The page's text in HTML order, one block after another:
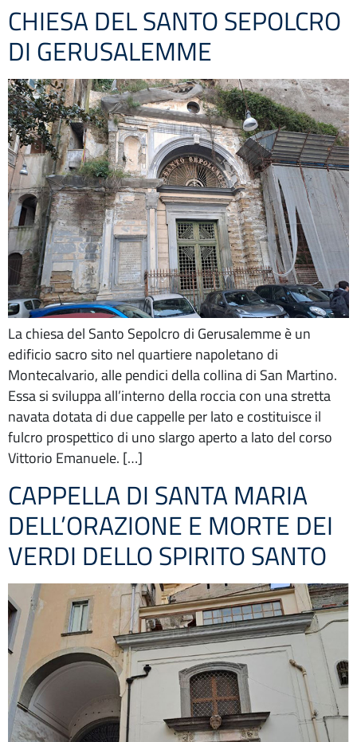
CHIESA DEL SANTO SEPOLCRO
DI GERUSALEMME
La chiesa del Santo Sepolcro di Gerusalemme è un
edificio sacro sito nel quartiere napoletano di
Montecalvario, alle pendici della collina di San Martino.
Essa si sviluppa all’interno della roccia con una stretta
navata dotata di due cappelle per lato e costituisce il
fulcro prospettico di uno slargo aperto a lato del corso
Vittorio Emanuele. […]
CAPPELLA DI SANTA MARIA
DELL’ORAZIONE E MORTE DEI
VERDI DELLO SPIRITO SANTO